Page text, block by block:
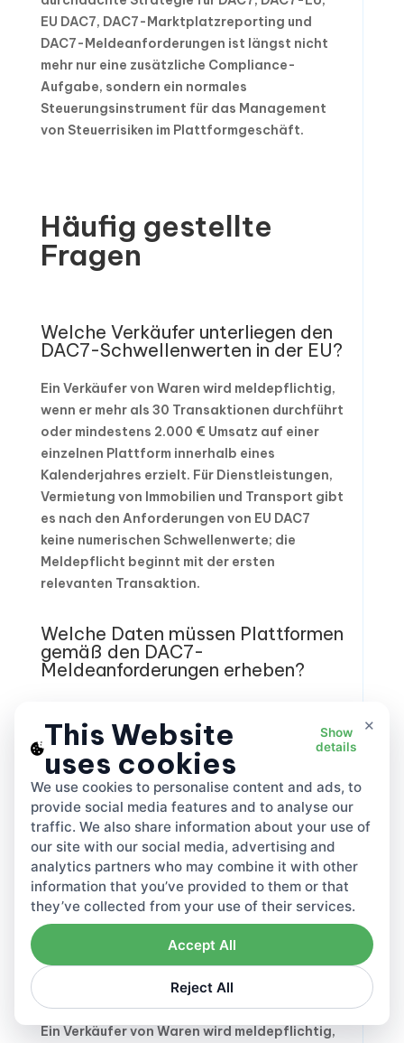
EU DAC7, DAC7-Marktplatzreporting und
DAC7-Meldeanforderungen ist längst nicht
mehr nur eine zusätzliche Compliance-
Aufgabe, sondern ein normales
Steuerungsinstrument für das Management
von Steuerrisiken im Plattformgeschäft.
Häufig gestellte
Fragen
Welche Verkäufer unterliegen den
DAC7-Schwellenwerten in der EU?
Ein Verkäufer von Waren wird meldepflichtig,
wenn er mehr als 30 Transaktionen durchführt
oder mindestens 2.000 € Umsatz auf einer
einzelnen Plattform innerhalb eines
Kalenderjahres erzielt. Für Dienstleistungen,
Vermietung von Immobilien und Transport gibt
es nach den Anforderungen von EU DAC7
keine numerischen Schwellenwerte; die
Meldepflicht beginnt mit der ersten
relevanten Transaktion.
Welche Daten müssen Plattformen
gemäß den DAC7-
Meldeanforderungen erheben?
Verkäufers, dessen Anschrift,
Ansässigkeitsstaat,
Steueridentifikationsnummer, Bank- oder
Kontoidentifikator sowie die
Gesamtvergütung und die Anzahl der
Transaktionen pro Quartal und pro Jahr
erfassen. Diese Felder werden sowohl für das
DAC7-Marktplatzreporting als auch für
interne Kontrollen verwendet.
Welche Verkäufer unterliegen den
DAC7-Schwellenwerten in der EU
Ein Verkäufer von Waren wird meldepflichtig,
×
This Website
uses cookies
Show
details
We use cookies to personalise content and ads, to
provide social media features and to analyse our
traffic. We also share information about your use of
our site with our social media, advertising and
analytics partners who may combine it with other
information that you’ve provided to them or that
they’ve collected from your use of their services.
Reject All
Accept All